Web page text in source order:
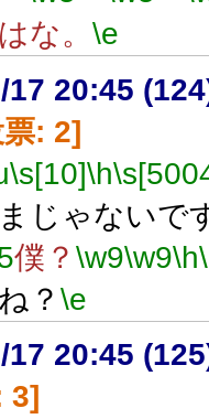
な。 \e
17 20:45
: 2]
\s[10]\h
じゃないで
僕？ \w9\w9\h
？ \e
17 20:45
3]